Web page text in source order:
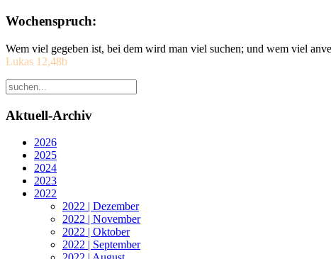
Wochenspruch:
Wem viel gegeben ist, bei dem wird man viel suchen; und wem viel
Lukas 12,48b
Aktuell-Archiv
2026
2025
2024
2023
2022
2022 | Dezember
2022 | November
2022 | Oktober
2022 | September